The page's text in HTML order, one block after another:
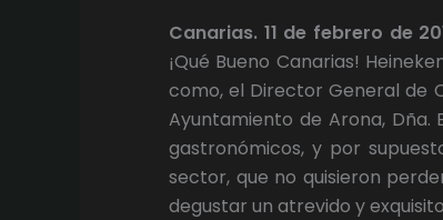
Canarias. 11 de febrero de
¡Qué Bueno Canarias!
como, el Director General de
Ayuntamiento de Arona, Dña.
gastronómicos, y por
sector, que no quisieron
degustar un atrevido y